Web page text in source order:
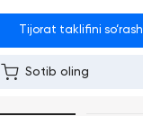
Tijorat taklifini so‘rash
Sotib oling